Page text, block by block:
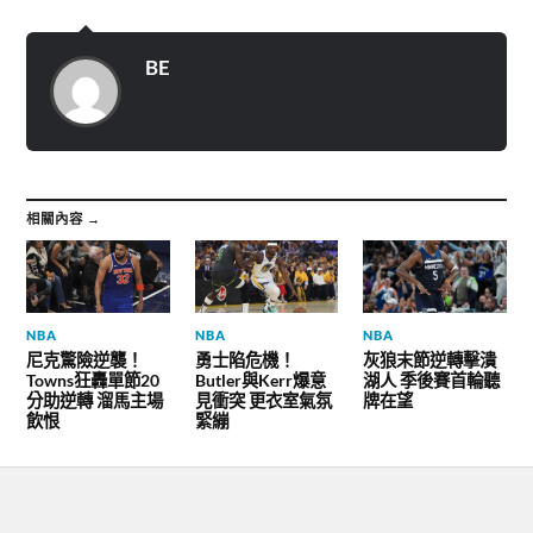
窗
開
啟
)
k
啟
m
啟
BE
相關內容 →
NBA
尼克驚險逆襲！
Towns狂轟單節20
分助逆轉 溜馬主場
飲恨
NBA
勇士陷危機！
Butler與Kerr爆意
見衝突 更衣室氣氛
緊繃
NBA
灰狼末節逆轉擊潰
湖人 季後賽首輪聽
牌在望